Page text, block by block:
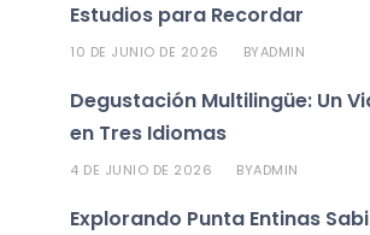
Estudios para Recordar
10 DE JUNIO DE 2026 BYADMIN
Degustación Multilingüe: Un
en Tres Idiomas
4 DE JUNIO DE 2026 BYADMIN
Explorando Punta Entinas